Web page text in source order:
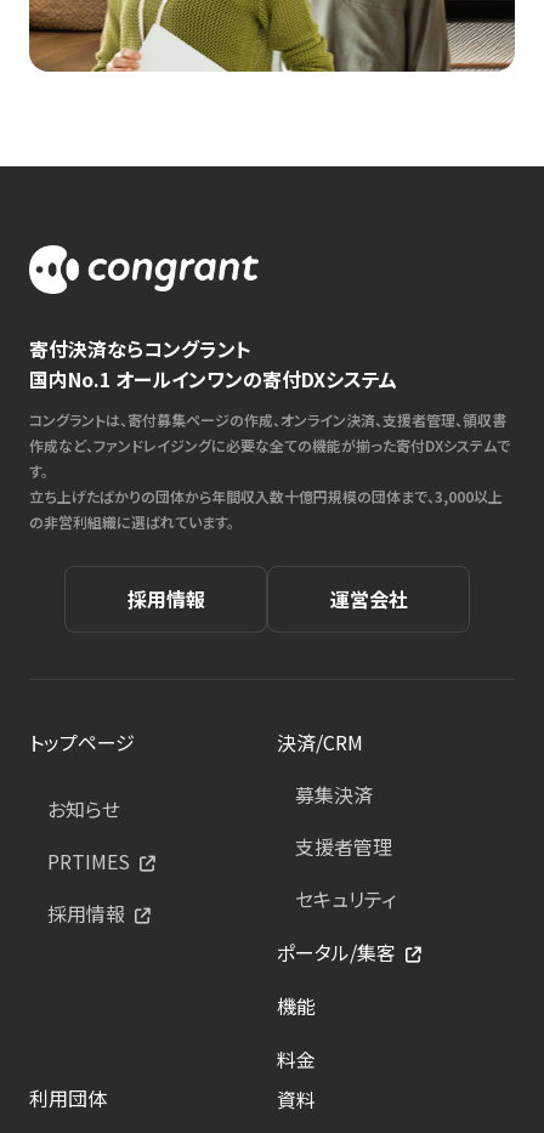
寄付決済ならコングラント
国内No.1 オールインワンの寄付DXシステム
コングラントは、寄付募集ページの作成、オンライン決済、支援者管理、領収書
作成など、ファンドレイジングに必要な全ての機能が揃った寄付DXシステムで
す。
立ち上げたばかりの団体から年間収入数十億円規模の団体まで、3,000以上
の非営利組織に選ばれています。
採用情報 運営会社
トップページ
お知らせ
PRTIMES
採用情報
決済/CRM
募集決済
支援者管理
セキュリティ
ポータル/集客
機能
料金
利用団体
資料